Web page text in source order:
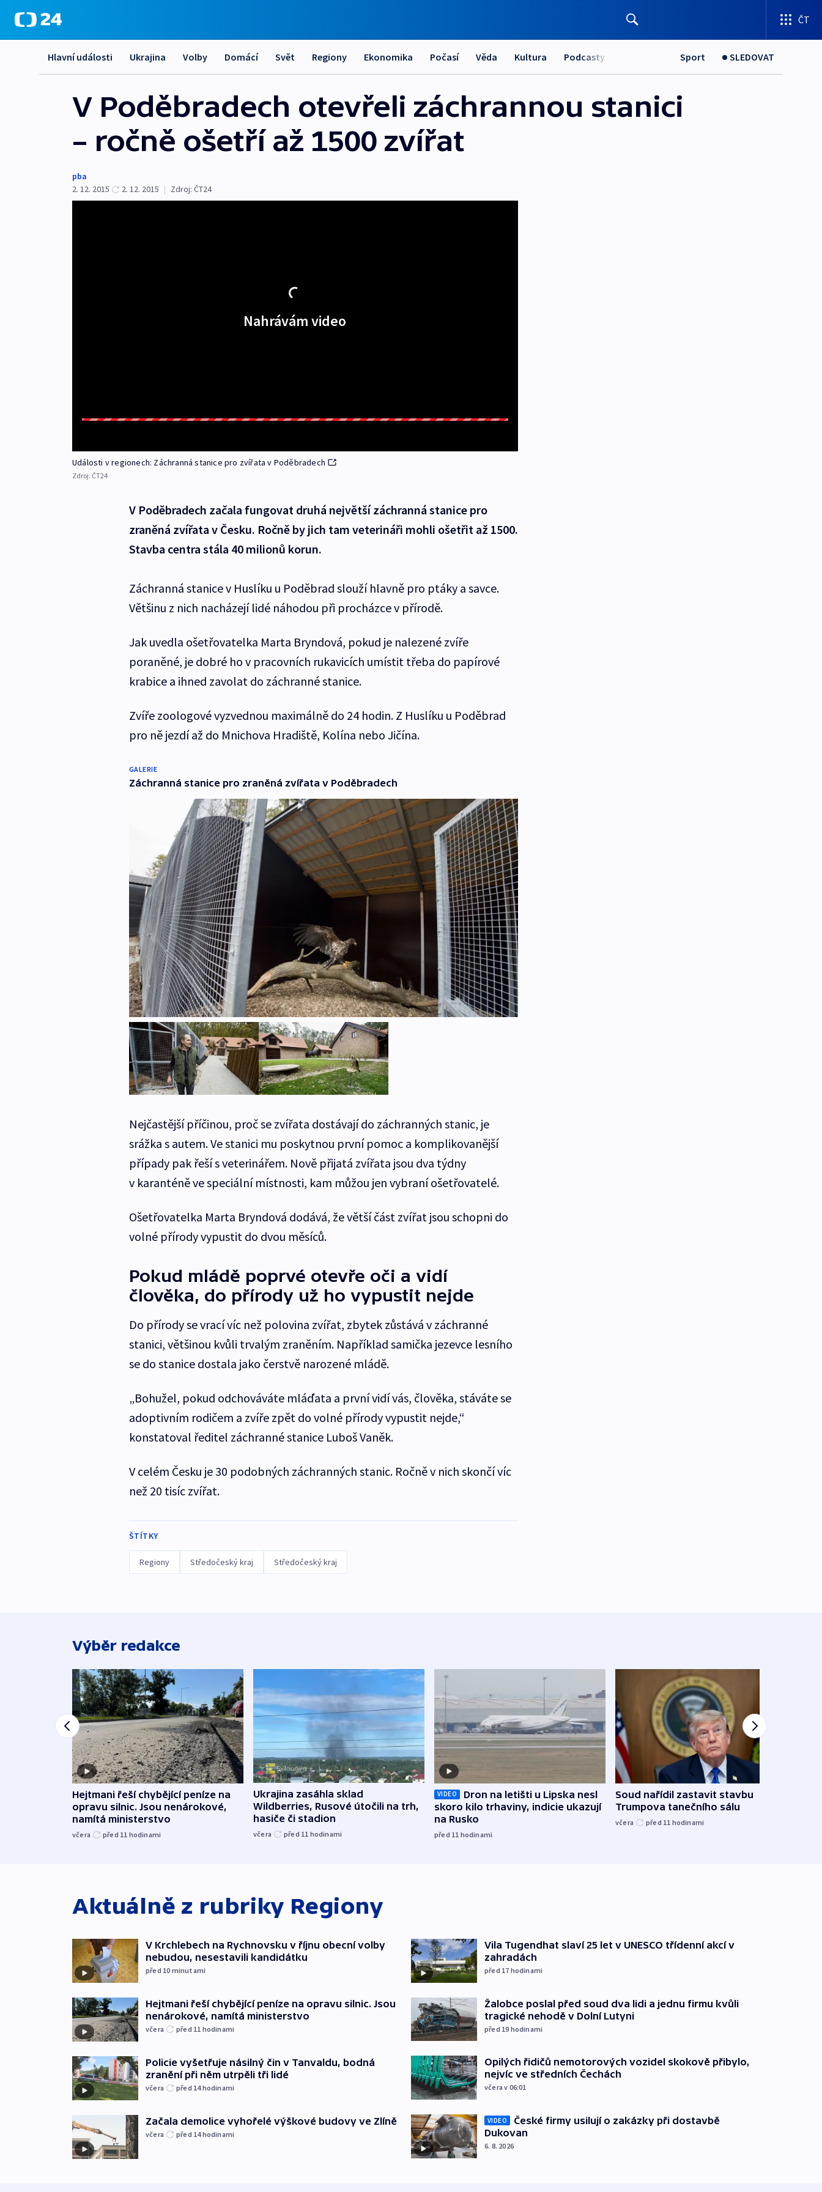
ČT
Hlavní události Ukrajina Volby Domácí Svět Regiony Ekonomika Počasí Věda Kultura Podcasty Sport SLEDOVAT
V Poděbradech otevřeli záchrannou stanici
– ročně ošetří až 1500 zvířat
pba
2. 12. 2015
2. 12. 2015 | Zdroj: ČT24
Nahrávám video
Události v regionech: Záchranná stanice pro zvířata v Poděbradech
Zdroj: ČT24
V Poděbradech začala fungovat druhá největší záchranná stanice pro
zraněná zvířata v Česku. Ročně by jich tam veterináři mohli ošetřit až 1500.
Stavba centra stála 40 milionů korun.
Záchranná stanice v Huslíku u Poděbrad slouží hlavně pro ptáky a savce.
Většinu z nich nacházejí lidé náhodou při procházce v přírodě.
Jak uvedla ošetřovatelka Marta Bryndová, pokud je nalezené zvíře
poraněné, je dobré ho v pracovních rukavicích umístit třeba do papírové
krabice a ihned zavolat do záchranné stanice.
Zvíře zoologové vyzvednou maximálně do 24 hodin. Z Huslíku u Poděbrad
pro ně jezdí až do Mnichova Hradiště, Kolína nebo Jičína.
GALERIE
Záchranná stanice pro zraněná zvířata v Poděbradech
Nejčastější příčinou, proč se zvířata dostávají do záchranných stanic, je
srážka s autem. Ve stanici mu poskytnou první pomoc a komplikovanější
případy pak řeší s veterinářem. Nově přijatá zvířata jsou dva týdny
v karanténě ve speciální místnosti, kam můžou jen vybraní ošetřovatelé.
Ošetřovatelka Marta Bryndová dodává, že větší část zvířat jsou schopni do
volné přírody vypustit do dvou měsíců.
Pokud mládě poprvé otevře oči a vidí
člověka, do přírody už ho vypustit nejde
Do přírody se vrací víc než polovina zvířat, zbytek zůstává v záchranné
stanici, většinou kvůli trvalým zraněním. Například samička jezevce lesního
se do stanice dostala jako čerstvě narozené mládě.
„Bohužel, pokud odchováváte mláďata a první vidí vás, člověka, stáváte se
adoptivním rodičem a zvíře zpět do volné přírody vypustit nejde,“
konstatoval ředitel záchranné stanice Luboš Vaněk.
V celém Česku je 30 podobných záchranných stanic. Ročně v nich skončí víc
než 20 tisíc zvířat.
ŠTÍTKY
Regiony Středočeský kraj Středočeský kraj
Výběr redakce
Hejtmani řeší chybějící peníze na
opravu silnic. Jsou nenárokové,
namítá ministerstvo
včera před 11 hodinami
Ukrajina zasáhla sklad
Wildberries, Rusové útočili na trh,
hasiče či stadion
včera před 11 hodinami
VIDEO
Dron na letišti u Lipska nesl
skoro kilo trhaviny, indicie ukazují
na Rusko
před 11 hodinami
Soud nařídil zastavit stavbu
Trumpova tanečního sálu
včera před 11 hodinami
Aktuálně z rubriky Regiony
V Krchlebech na Rychnovsku v říjnu obecní volby
nebudou, nesestavili kandidátku
před 10 minutami
Hejtmani řeší chybějící peníze na opravu silnic. Jsou
nenárokové, namítá ministerstvo
včera před 11 hodinami
Policie vyšetřuje násilný čin v Tanvaldu, bodná
zranění při něm utrpěli tři lidé
včera před 14hodinami
Začala demolice vyhořelé výškové budovy ve Zlíně
včera před 14hodinami
Vila Tugendhat slaví 25 let v UNESCO třídenní akcí v
zahradách
před 17 hodinami
Žalobce poslal před soud dva lidi a jednu firmu kvůli
tragické nehodě v Dolní Lutyni
před 19 hodinami
Opilých řidičů nemotorových vozidel skokově přibylo,
nejvíc ve středních Čechách
včera v 06:01
VIDEO
České firmy usilují o zakázky při dostavbě
Dukovan
6. 8. 2026